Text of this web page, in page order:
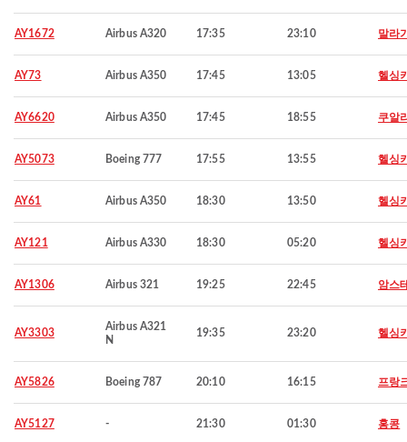
AY1672 Airbus A320 17:35 23:10 말라
AY73 Airbus A350 17:45 13:05 헬싱
AY6620 Airbus A350 17:45 18:55 쿠알
AY5073 Boeing 777 17:55 13:55 헬싱
AY61 Airbus A350 18:30 13:50 헬싱
AY121 Airbus A330 18:30 05:20 헬싱
AY1306 Airbus 321 19:25 22:45 암스
AY3303
Airbus A321
N
19:35 23:20 헬싱
AY5826 Boeing 787 20:10 16:15 프랑
AY5127 - 21:30 01:30 홍콩